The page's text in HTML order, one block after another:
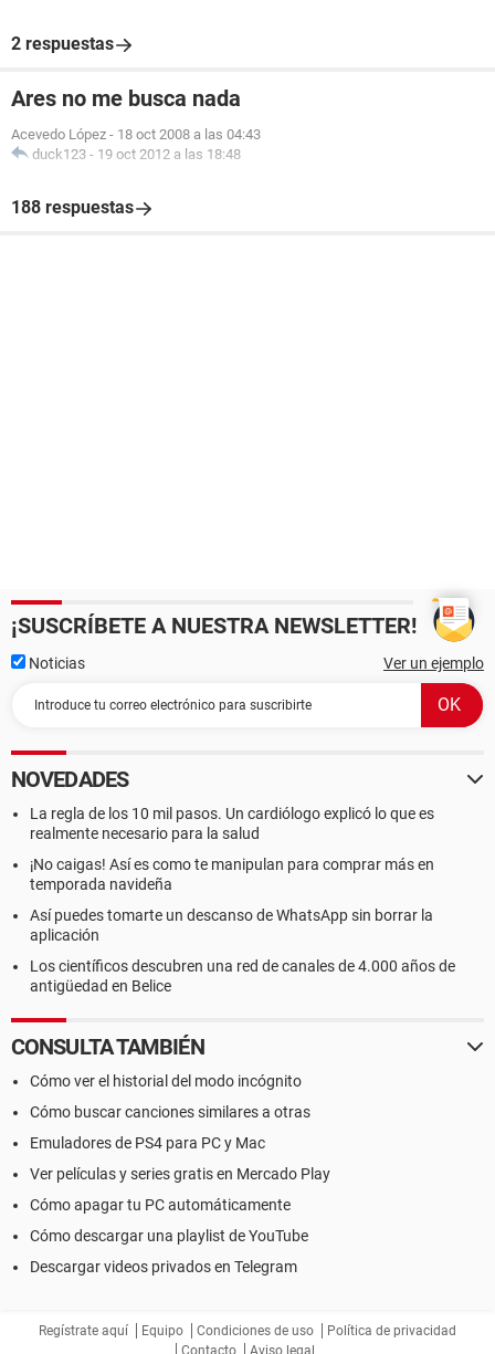
2 respuestas
Ares no me busca nada
Acevedo López - 18 oct 2008 a las 04:43
duck123 - 19 oct 2012 a las 18:48
188 respuestas
¡SUSCRÍBETE A NUESTRA NEWSLETTER!
Noticias Ver un ejemplo
NOVEDADES
La regla de los 10 mil pasos. Un cardiólogo explicó lo que es
realmente necesario para la salud
¡No caigas! Así es como te manipulan para comprar más en
temporada navideña
Así puedes tomarte un descanso de WhatsApp sin borrar la
aplicación
Los científicos descubren una red de canales de 4.000 años de
antigüedad en Belice
CONSULTA TAMBIÉN
Cómo ver el historial del modo incógnito
Cómo buscar canciones similares a otras
Emuladores de PS4 para PC y Mac
Ver películas y series gratis en Mercado Play
Cómo apagar tu PC automáticamente
Cómo descargar una playlist de YouTube
Descargar videos privados en Telegram
Regístrate aquí Equipo Condiciones de uso
Política de privacidad
Contacto
Aviso legal